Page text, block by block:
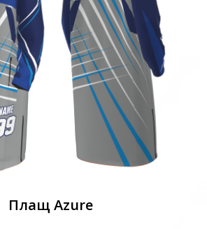
RMGX 60
14 200 р.